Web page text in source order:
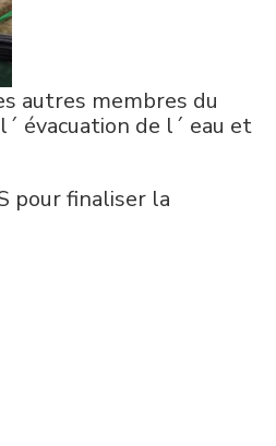
autres membres du
évacuation de l´ eau et
pour finaliser la